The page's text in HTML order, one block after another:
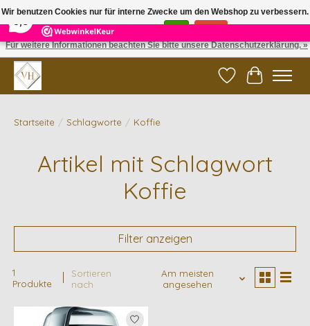
5 Reviews ×
✓ Gratis verzending vanaf €200 | ✓ 14 dagen retourneren
Wunschzettel
Ihr
Startseite / Schlagworte / Koffie
Artikel mit Schlagwort
Koffie
Filter anzeigen
1
Produkte
Sortieren
nach
Am meisten
angesehen
Wir benutzen Cookies nur für interne Zwecke um den Webshop zu verbessern.
Ist das in Ordnung?
Für weitere Informationen beachten Sie bitte unsere Datenschutzerklärung. »